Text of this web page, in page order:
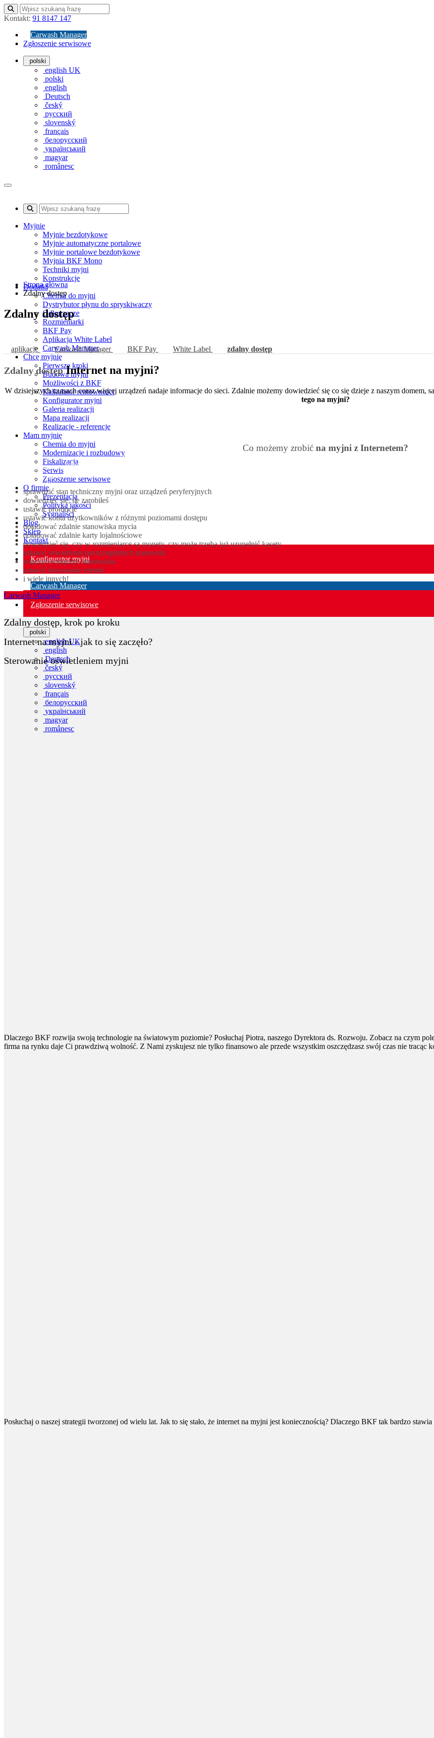
Kontakt: 91 8147 147
Carwash Manager
Zgłoszenie serwisowe
polski
english UK
polski
english
Deutsch
český
русский
slovenský
français
белорусский
український
magyar
românesc
Myjnie
Myjnie bezdotykowe
Myjnie automatyczne portalowe
Myjnie portalowe bezdotykowe
Myjnia BKF Mono
Techniki myjni
Konstrukcje
Dodatki
Chemia do myjni
Dystrybutor płynu do spryskiwaczy
Odkurzacze
Rozmieniarki
BKF Pay
Aplikacja White Label
Carwash Manager
Chcę myjnię
Pierwsze kroki
Budowa myjni
Możliwości z BKF
Kalkulator rentowności
Konfigurator myjni
Galeria realizacji
Mapa realizacji
Realizacje - referencje
Mam myjnię
Chemia do myjni
Modernizacje i rozbudowy
Fiskalizacja
Serwis
Zgłoszenie serwisowe
O firmie
Prezentacja
Polityka jakości
Sygnaliści
Blog
Sklep
Kontakt
Konfigurator myjni
Carwash Manager
Zgłoszenie serwisowe
polski
english UK
english
Deutsch
český
русский
slovenský
français
белорусский
український
magyar
românesc
Strona główna
Zdalny dostęp
Zdalny dostęp
aplikacje Carwash Manager BKF Pay White Label zdalny dostęp
Zdalny dostęp Internet na myjni?
W dzisiejszych czasach coraz więcej urządzeń nadaje informacje do sieci. Zdalnie możemy dowiedzieć się co się dzieje z naszym domem,
tego na myjni?
Co możemy zrobić na myjni z Internetem?
Podłączając myjnię BKF do Internetu, możesz zrobić z nią praktycznie wszystko to, co można by zrobić będąc na obiekcie. Wszystko
zdalnemu dostępowi do sterownika myjni (VNC) . Zobacz co możesz zrobić zdalnie:
sprawdzić stan techniczny myjni oraz urządzeń peryferyjnych
dowiedzieć się, ile zarobiłeś
ustawić promocje
ustawić konta użytkowników z różnymi poziomami dostępu
doładować zdalnie stanowiska mycia
doładować zdalnie karty lojalnościowe
dowiedzieć się, czy w rozmieniarce są monety, czy może trzeba już uzupełnić kasety
ustawić oświetlenie poszczególnych stanowisk
włączyć/wyłączyć stanowiska
ustawić dozowanie chemii
i wiele innych!
Carwash Manager
Zdalny dostęp, krok po kroku
Internet na myjni - jak to się zaczęło?
Sterowanie oświetleniem myjni
Dlaczego BKF rozwija swoją technologie na światowym poziomie? Posłuchaj Piotra, naszego Dyrektora ds. Rozwoju. Zobacz na czym
firma na rynku daje Ci prawdziwą wolność. Z Nami zyskujesz nie tylko finansowo ale przede wszystkim oszczędzasz swój czas nie tracąc
Posłuchaj o naszej strategii tworzonej od wielu lat. Jak to się stało, że internet na myjni jest koniecznością? Dlaczego BKF tak bardzo